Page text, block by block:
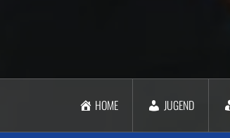
HOME JUGEND